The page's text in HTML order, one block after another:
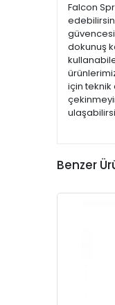
Falcon
dokunuş
için teknik
Benzer